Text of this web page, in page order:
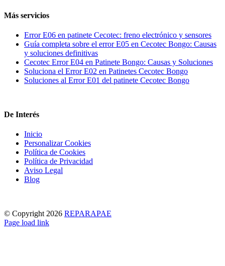
Más servicios
Error E06 en patinete Cecotec: freno electrónico y sensores
Guía completa sobre el error E05 en Cecotec Bongo: Causas
y soluciones definitivas
Cecotec Error E04 en Patinete Bongo: Causas y Soluciones
Soluciona el Error E02 en Patinetes Cecotec Bongo
Soluciones al Error E01 del patinete Cecotec Bongo
De Interés
Inicio
Personalizar Cookies
Política de Cookies
Política de Privacidad
Aviso Legal
Blog
© Copyright 2026 REPARAPAE
Facebook
X
Instagram
Pinterest
Page load link